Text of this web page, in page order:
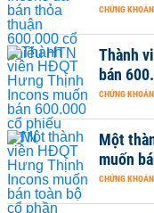
CHỨNG KHOÁN
Thành
bán
CHỨNG KHOÁN
Một
muốn
CHỨNG KHOÁN